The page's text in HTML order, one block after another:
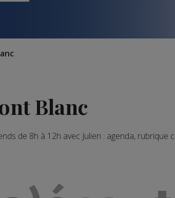
Blanc
de 8h à 12h avec Julien : agenda,